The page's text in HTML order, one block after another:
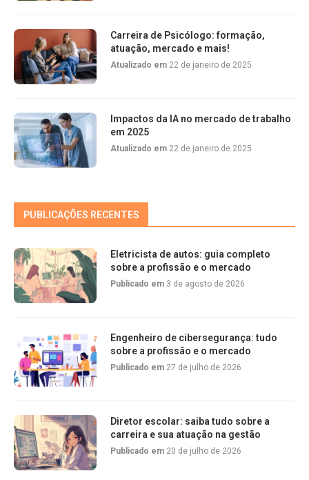
Carreira de Psicólogo: formação,
atuação, mercado e mais!
Atualizado em 22 de janeiro de 2025
Impactos da IA no mercado de trabalho
em 2025
Atualizado em 22 de janeiro de 2025
PUBLICAÇÕES RECENTES
Eletricista de autos: guia completo
sobre a profissão e o mercado
Publicado em 3 de agosto de 2026
Engenheiro de cibersegurança: tudo
sobre a profissão e o mercado
Publicado em 27 de julho de 2026
Diretor escolar: saiba tudo sobre a
carreira e sua atuação na gestão
Publicado em 20 de julho de 2026